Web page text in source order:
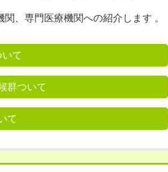
、専門医療機関への紹介します 。
て
群ついて
て